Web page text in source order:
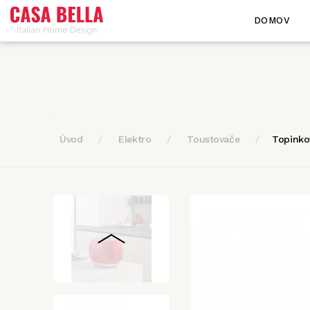
DOMOV
Úvod Elektro Toustovače